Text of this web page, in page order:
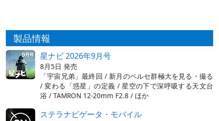
製品情報
星ナビ 2026年9月号
8月5日 発売
「宇宙兄弟」最終回 / 新月のペルセ群極大を見る・撮る
/ 変わる「惑星」の定義 / 星空の下で深呼吸する天文台
浴 / TAMRON 12-20mm F2.8 / ほか
ステラナビゲータ・モバイル